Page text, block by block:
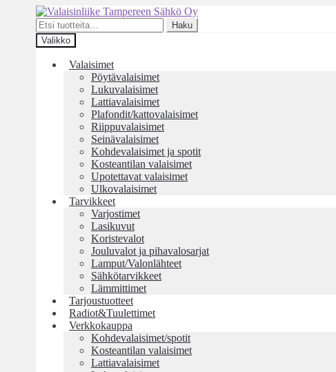
Siirry
navigointiin
Siirry
sisältöön
Etsi:
Haku
Valikko
Valaisimet
Pöytävalaisimet
Lukuvalaisimet
Lattiavalaisimet
Plafondit/kattovalaisimet
Riippuvalaisimet
Seinävalaisimet
Kohdevalaisimet ja spotit
Kosteantilan valaisimet
Upotettavat valaisimet
Ulkovalaisimet
Tarvikkeet
Varjostimet
Lasikuvut
Koristevalot
Jouluvalot ja pihavalosarjat
Lamput/Valonlähteet
Sähkötarvikkeet
Lämmittimet
Tarjoustuotteet
Radiot&Tuulettimet
Verkkokauppa
Kohdevalaisimet/spotit
Kosteantilan valaisimet
Lattiavalaisimet